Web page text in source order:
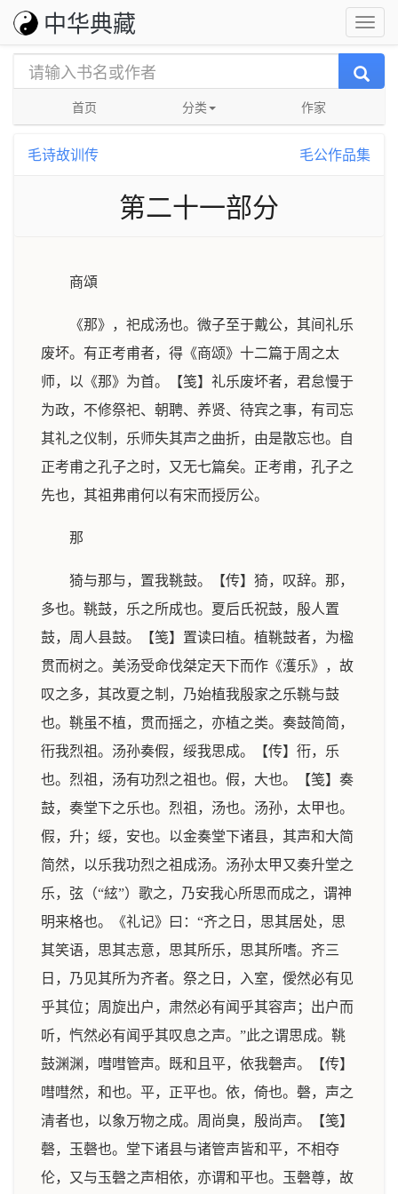
中华典藏
首页 分类 作家
毛诗故训传 毛公作品集
第二十一部分
商頌
《那》，祀成汤也。微子至于戴公，其间礼乐
废坏。有正考甫者，得《商颂》十二篇于周之太
师，以《那》为首。【笺】礼乐废坏者，君怠慢于
为政，不修祭祀、朝聘、养贤、待宾之事，有司忘
其礼之仪制，乐师失其声之曲折，由是散忘也。自
正考甫之孔子之时，又无七篇矣。正考甫，孔子之
先也，其祖弗甫何以有宋而授厉公。
那
猗与那与，置我鞉鼓。【传】猗，叹辞。那，
多也。鞉鼓，乐之所成也。夏后氏祝鼓，殷人置
鼓，周人县鼓。【笺】置读曰植。植鞉鼓者，为楹
贯而树之。美汤受命伐桀定天下而作《濩乐》，故
叹之多，其改夏之制，乃始植我殷家之乐鞉与鼓
也。鞉虽不植，贯而摇之，亦植之类。奏鼓简简，
衎我烈祖。汤孙奏假，绥我思成。【传】衎，乐
也。烈祖，汤有功烈之祖也。假，大也。【笺】奏
鼓，奏堂下之乐也。烈祖，汤也。汤孙，太甲也。
假，升；绥，安也。以金奏堂下诸县，其声和大简
简然，以乐我功烈之祖成汤。汤孙太甲又奏升堂之
乐，弦（“絃”）歌之，乃安我心所思而成之，谓神
明来格也。《礼记》曰：“齐之日，思其居处，思
其笑语，思其志意，思其所乐，思其所嗜。齐三
日，乃见其所为齐者。祭之日，入室，僾然必有见
乎其位；周旋出户，肃然必有闻乎其容声；出户而
听，忾然必有闻乎其叹息之声。”此之谓思成。鞉
鼓渊渊，嘒嘒管声。既和且平，依我磬声。【传】
嘒嘒然，和也。平，正平也。依，倚也。磬，声之
清者也，以象万物之成。周尚臭，殷尚声。【笺】
磬，玉磬也。堂下诸县与诸管声皆和平，不相夺
伦，又与玉磬之声相依，亦谓和平也。玉磬尊，故